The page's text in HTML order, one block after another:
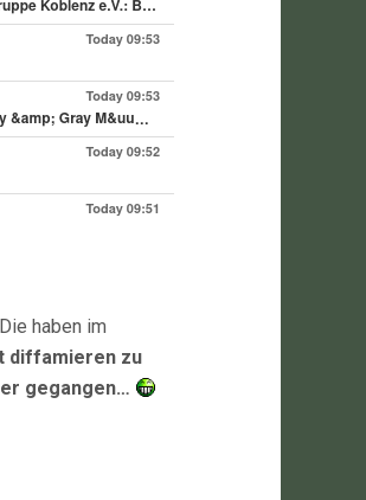
haben im
diffamieren zu
gegangen…